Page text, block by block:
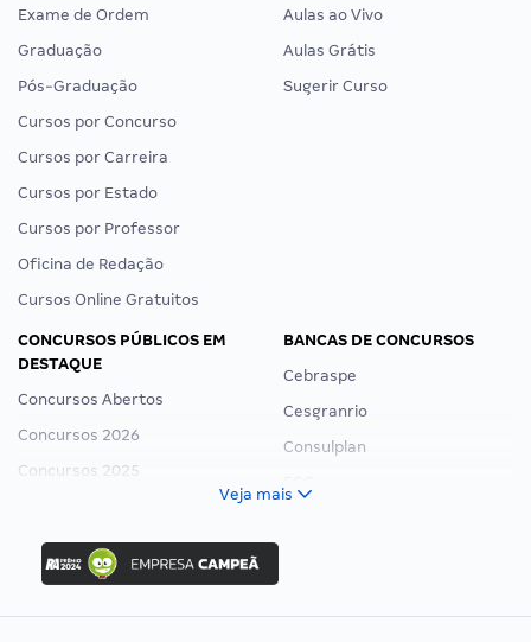
Exame de Ordem
Graduação
Pós-Graduação
Cursos por Concurso
Cursos por Carreira
Cursos por Estado
Cursos por Professor
Oficina de Redação
Cursos Online Gratuitos
Aulas ao Vivo
Aulas Grátis
Sugerir Curso
CONCURSOS PÚBLICOS EM
DESTAQUE
Concursos Abertos
Concursos 2026
Concursos 2025
Concurso Ibama
Concurso MPU
Editais publicados
BANCAS DE CONCURSOS
Cebraspe
Cesgranrio
Consulplan
Veja mais